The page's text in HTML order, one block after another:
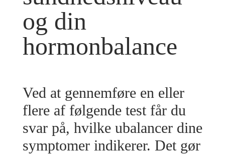
og din
hormonbalance
Ved at gennemføre en eller
flere af følgende test får du
svar på, hvilke ubalancer dine
symptomer indikerer. Det gør